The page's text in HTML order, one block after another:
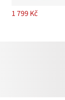
1 799 Kč